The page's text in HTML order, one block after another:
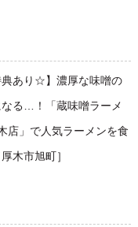
典あり☆】濃厚な味噌の
なる…！「蔵味噌ラーメ
店」で人気ラーメンを食
木市旭町］